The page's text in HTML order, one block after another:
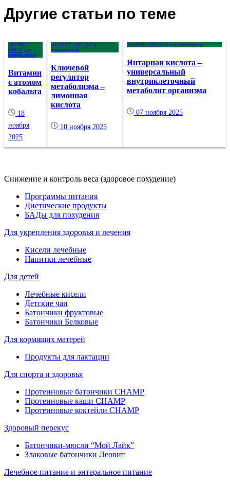
Другие статьи по теме
ЛЕОВИТ
ONCO для
специалистов
Витамин
с атомом
кобальта
18
ноября
2025
ЛЕОВИТ ONCO для
специалистов
Ключевой
регулятор
метаболизма –
лимонная
кислота
10 ноября 2025
ЛЕОВИТ ONCO для специалистов
Янтарная кислота –
универсальный
внутриклеточный
метаболит организма
07 ноября 2025
Снижение и контроль веса (здоровое похудение)
Программы питания
Диетические продукты
БАДы для похудения
Для укрепления здоровья и лечения
Кисели лечебные
Напитки лечебные
Для детей
Лечебные кисели
Детские чаи
Батончики фруктовые
Батончики Белковые
Для кормящих матерей
Продукты для лактации
Для спорта и здоровья
Протеиновые батончики CHAMP
Протеиновые каши CHAMP
Протеиновые коктейли CHAMP
Здоровый перекус
Батончики-мюсли “Мой Лайк”
Злаковые батончики Леовит
Лечебное питание и энтеральное питание